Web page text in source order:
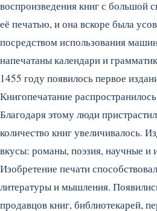
воспроизведения книг с большой
её печатью, и она вскоре была
посредством использования
напечатаны календари и
1455 году появилось первое
Книгопечатание
Благодаря этому люди
количество книг увеличивалось.
вкусы: романы, поэзия, научные и
Изобретение печати
литературы и мышления.
продавцов книг, библиотекарей,